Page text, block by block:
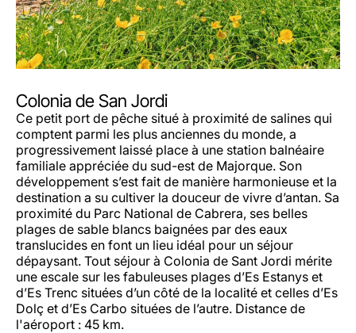
Colonia de San Jordi
Ce petit port de pêche situé à proximité de salines qui
comptent parmi les plus anciennes du monde, a
progressivement laissé place à une station balnéaire
familiale appréciée du sud-est de Majorque. Son
développement s’est fait de manière harmonieuse et la
destination a su cultiver la douceur de vivre d’antan. Sa
proximité du Parc National de Cabrera, ses belles
plages de sable blancs baignées par des eaux
translucides en font un lieu idéal pour un séjour
dépaysant. Tout séjour à Colonia de Sant Jordi mérite
une escale sur les fabuleuses plages d’Es Estanys et
d’Es Trenc situées d’un côté de la localité et celles d’Es
Dolç et d’Es Carbo situées de l’autre. Distance de
l'aéroport : 45 km.